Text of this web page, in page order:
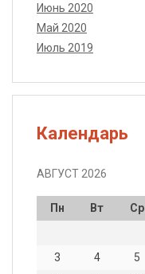
Июнь 2020
Май 2020
Июль 2019
Календарь
АВГУСТ 2026
Пн Вт Ср
3
4 5